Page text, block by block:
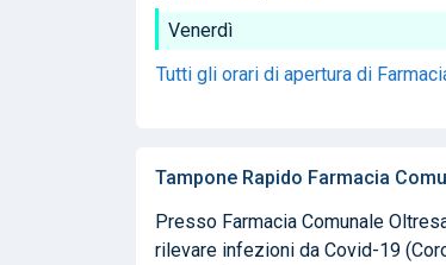
Venerdì
Tutti gli orari di apertura di
Tampone Rapido Farmacia
Presso Farmacia Comunale
rilevare infezioni da Covid-19